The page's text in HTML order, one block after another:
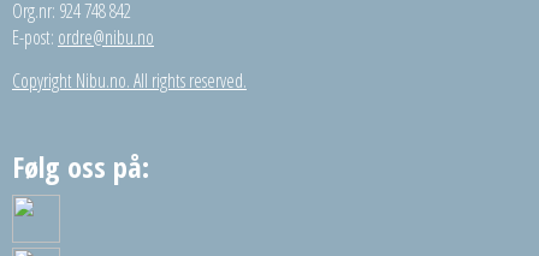
Org.nr: 924 748 842
E-post: ordre@nibu.no
Copyright Nibu.no. All rights reserved.
Følg oss på: